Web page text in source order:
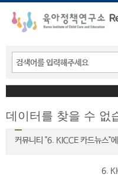
데이터를 찾을 수 없
커뮤니티 "6. KICCE 카드뉴스"
6.